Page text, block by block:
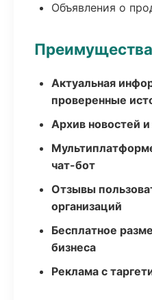
Объявления о
Актуальная
проверенные
Архив новостей
чат-бот
Отзывы
организаций
Бесплатное
бизнеса
Реклама с